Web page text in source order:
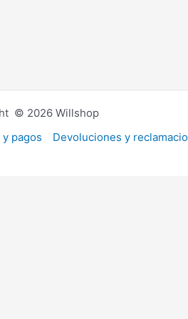
© 2026 Willshop
y pagos Devoluciones y